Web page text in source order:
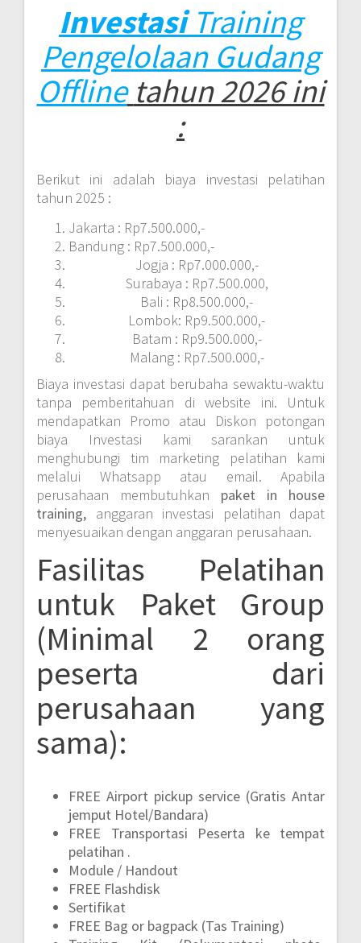
Investasi Training
Pengelolaan Gudang
Offline tahun 2026 ini
:
Berikut ini adalah biaya investasi pelatihan
tahun 2025 :
Jakarta : Rp7.500.000,-
Bandung : Rp7.500.000,-
Jogja : Rp7.000.000,-
Surabaya : Rp7.500.000,
Bali : Rp8.500.000,-
Lombok: Rp9.500.000,-
Batam : Rp9.500.000,-
Malang : Rp7.500.000,-
Biaya investasi dapat berubaha sewaktu-waktu
tanpa pemberitahuan di website ini. Untuk
mendapatkan Promo atau Diskon potongan
biaya Investasi kami sarankan untuk
menghubungi tim marketing pelatihan kami
melalui Whatsapp atau email. Apabila
perusahaan membutuhkan paket in house
training, anggaran investasi pelatihan dapat
menyesuaikan dengan anggaran perusahaan.
Fasilitas Pelatihan
untuk Paket Group
(Minimal 2 orang
peserta dari
perusahaan yang
sama):
FREE Airport pickup service (Gratis Antar
jemput Hotel/Bandara)
FREE Transportasi Peserta ke tempat
pelatihan .
Module / Handout
FREE Flashdisk
Sertifikat
FREE Bag or bagpack (Tas Training)